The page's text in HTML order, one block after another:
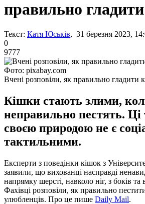
правильно
Текст: Катя Юськів, 31 березня 2023,
0
9777
Фото: pixabay.com
Вчені розповіли, як правильно гладити
Кішки стають злими,
неправильно пестять. Ці
своєю природою не є
тактильними.
Експерти з поведінки кішок з
заявили, що вихованці насправді
напрямку шерсті, навколо ніг, з боків та
Фахівці розповіли, як правильно
улюбленців. Про це пише Daily Mail.